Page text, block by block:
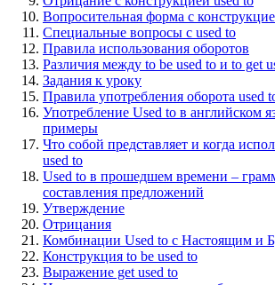
Вопросительная форма с
Специальные вопросы c used to
Правила использования оборотов
Различия между to be used to и to get
Задания к уроку
Правила употребления оборота used
Употребление Used to в английском
примеры
Что собой представляет и когда
used to
Used to в прошедшем времени –
составления предложений
Утверждение
Отрицания
Комбинации Used to с Настоящим и
Конструкция to be used to
Выражение get used to